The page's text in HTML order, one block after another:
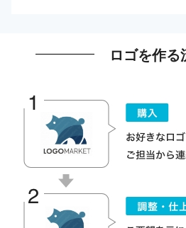
ロゴを作る